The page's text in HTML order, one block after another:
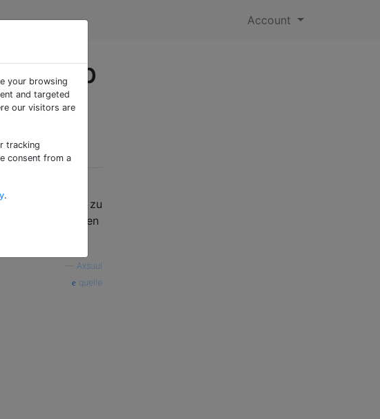
Account
ob
Methode, um zu
wird? Vielen
Axsuul
quelle
your browsing
and targeted
our visitors are
tracking
consent from a
.